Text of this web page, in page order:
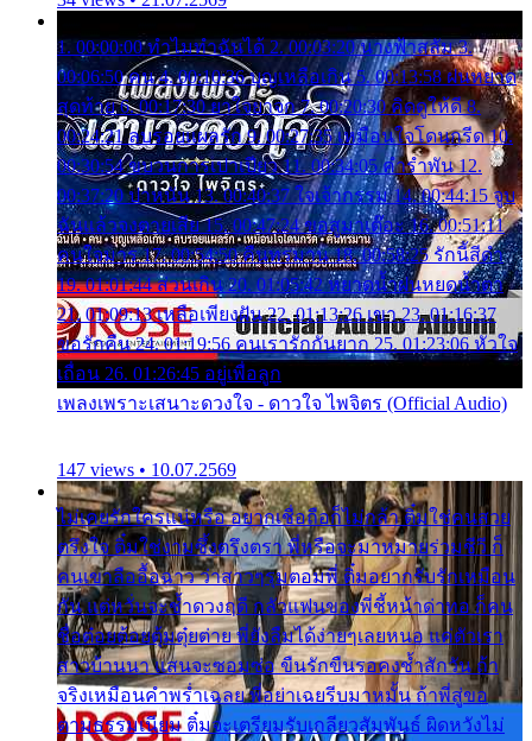
1. 00:00:00 ทำไมทำฉันได้ 2. 00:03:20 นางฟ้าสลัม 3.
00:06:50 คน 4. 00:10:36 บุญเหลือเกิน 5. 00:13:58 ฝนหยาด
สุดท้าย 6. 00:17:30 ยาใจยาจก 7. 00:20:30 คิดดูให้ดี 8.
00:24:21 ลบรอยแผลรัก 9. 00:27:35 เหมือนใจโดนกรีด 10.
00:30:54 ขบวนการเปาเปียว 11. 00:34:05 คำรำพัน 12.
00:37:20 ปาหนัน 13. 00:40:37 ใจเจ้ากรรม 14. 00:44:15 จูบ
ฉันแล้วจงตายเสีย 15. 00:47:24 ขอสูมาเต๊อะ 16. 00:51:11
คนใจมาร 17. 00:54:50 คืนทรมาน 18. 00:58:25 รักนี้สีดำ
19. 01:01:44 ส่วนเกิน 20. 01:05:42 หยาดน้ำฝนหยดน้ำตา
21. 01:09:13 เหลือเพียงฝัน 22. 01:13:26 เขา 23. 01:16:37
ขอรักคืน 24. 01:19:56 คนเรารักกันยาก 25. 01:23:06 หัวใจ
เถื่อน 26. 01:26:45 อยู่เพื่อลูก
เพลงเพราะเสนาะดวงใจ - ดาวใจ ไพจิตร (Official Audio)
147 views • 10.07.2569
ไม่เคยรักใครแน่หรือ อยากเชื่อถือก็ไม่กล้า ติ๋มใช่คนสวย
ตรึงใจ ติ๋มใช่งามซึ้งตรึงตรา พี่หรือจะมาหมายร่วมชีวี ก็
คนเขาลืออื้อฉาว ว่าสาวๆรุมตอมพี่ ติ๋มอยากรับรักเหมือน
กัน แต่หวั่นจะช้ำดวงฤดี กลัวแฟนของพี่ชี้หน้าด่าทอ ก็คน
ชื่อต๋อยต้อยตุ้มตุ๋ยต่าย พี่ยังลืมได้ง่ายๆเลยหนอ แค่ตัวเรา
สาวบ้านนา แสนจะซอมซ่อ ขืนรักขืนรอคงช้ำสักวัน ถ้า
จริงเหมือนคำพร่ำเฉลย พี่อย่าเฉยรีบมาหมั้น ถ้าพี่สู่ขอ
ตามธรรมเนียม ติ๋มจะเตรียมรับเกลียวสัมพันธ์ ผิดหวังไม่